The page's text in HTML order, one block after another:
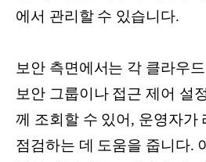
에서 관리할 수 있습니다.
보안 측면에서는 각 클라우
보안 그룹이나 접근 제어 설
께 조회할 수 있어, 운영자가
점검하는 데 도움을 줍니다.